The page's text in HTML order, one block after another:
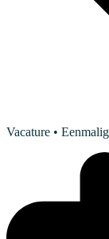
Vacature • Eenmalig